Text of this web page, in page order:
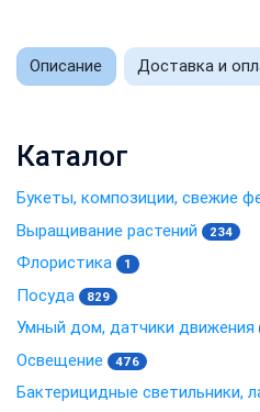
Описание Доставка и
Каталог
Букеты, композиции, свежие
Выращивание растений 234
Флористика 1
Посуда 829
Умный дом, датчики движения
Освещение 476
Бактерицидные светильники,